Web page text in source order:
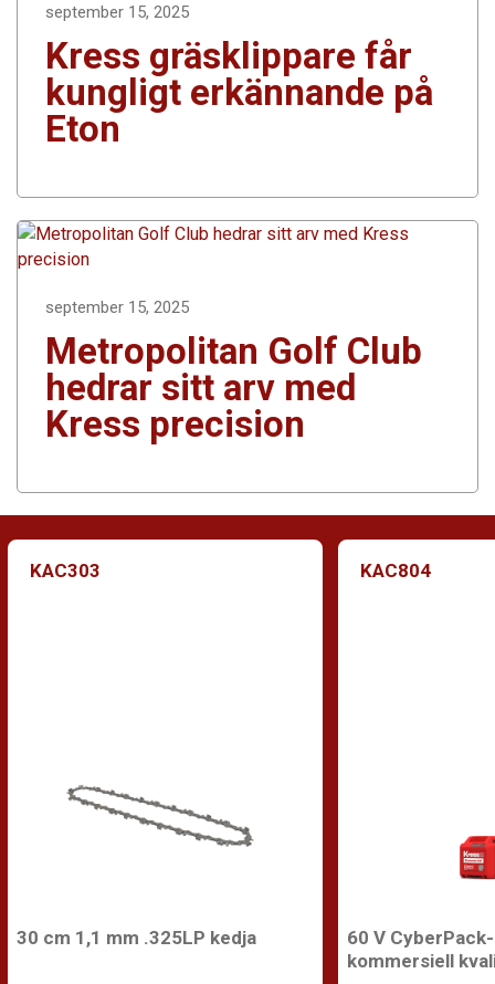
september 15, 2025
Kress gräsklippare får
kungligt erkännande på
Eton
september 15, 2025
Metropolitan Golf Club
hedrar sitt arv med
Kress precision
KAC303
30 cm 1,1 mm .325LP kedja
KAC804
60 V
kommersiell